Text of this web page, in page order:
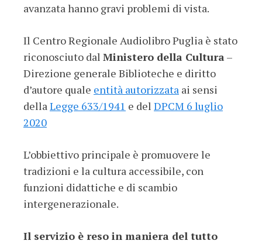
avanzata hanno gravi problemi di vista.
Il Centro Regionale Audiolibro Puglia è stato
riconosciuto dal Ministero della Cultura –
Direzione generale Biblioteche e diritto
d’autore quale entità autorizzata ai sensi
dellaLegge 633/1941 e del DPCM 6 luglio
2020
L’obbiettivo principale è promuovere le
tradizioni e la cultura accessibile, con
funzioni didattiche e di scambio
intergenerazionale.
Il servizio è reso in maniera del tutto